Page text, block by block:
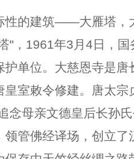
的建筑——大雁塔，
"，1961年3月4日，
护单位。大慈恩寺是唐
皇室敕令修建。唐太宗
念母亲文德皇后长孙
领管佛经译场，创立了